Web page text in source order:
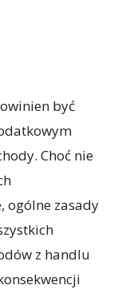
być
Choć nie
ogólne zasady
z handlu